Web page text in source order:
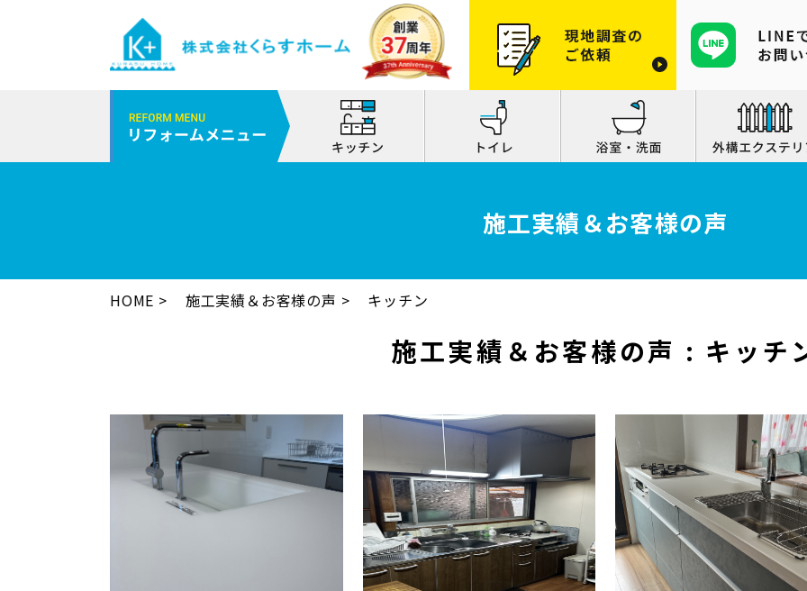
施工実績＆お客様の声
HOME 施工実績＆お客様の声 キッチン
施工実績＆お客様の声 : キッチ